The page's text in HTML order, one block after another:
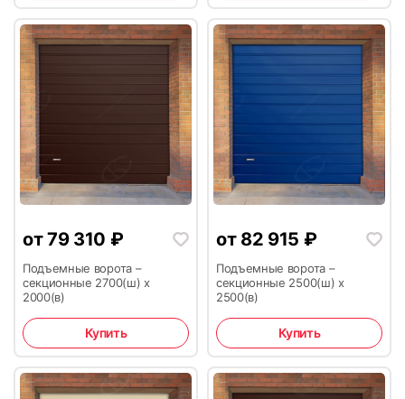
от79 310 ₽
Подъемные ворота –
секционные 2700(ш) х
2000(в)
Купить
от 82 915 ₽
Подъемные ворота –
секционные 2500(ш) х
2500(в)
Купить